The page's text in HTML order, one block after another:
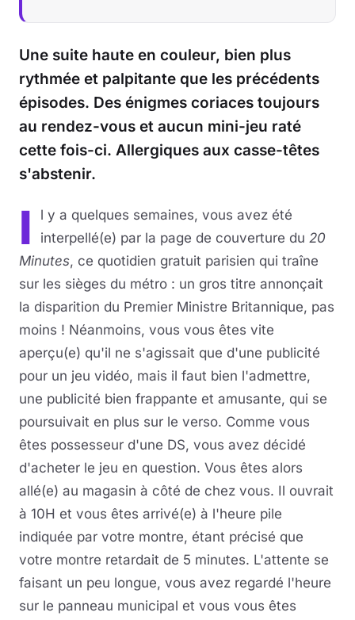
Une suite haute en couleur, bien plus
rythmée et palpitante que les précédents
épisodes. Des énigmes coriaces toujours
au rendez-vous et aucun mini-jeu raté
cette fois-ci. Allergiques aux casse-têtes
s'abstenir.
I
l y a quelques semaines, vous avez été
interpellé(e) par la page de couverture du 20
Minutes, ce quotidien gratuit parisien qui traîne
sur les sièges du métro : un gros titre annonçait
la disparition du Premier Ministre Britannique, pas
moins ! Néanmoins, vous vous êtes vite
aperçu(e) qu'il ne s'agissait que d'une publicité
pour un jeu vidéo, mais il faut bien l'admettre,
une publicité bien frappante et amusante, qui se
poursuivait en plus sur le verso. Comme vous
êtes possesseur d'une DS, vous avez décidé
d'acheter le jeu en question. Vous êtes alors
allé(e) au magasin à côté de chez vous. Il ouvrait
à 10H et vous êtes arrivé(e) à l'heure pile
indiquée par votre montre, étant précisé que
votre montre retardait de 5 minutes. L'attente se
faisant un peu longue, vous avez regardé l'heure
sur le panneau municipal et vous vous êtes